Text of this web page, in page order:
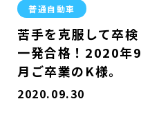
普通自動車
苦手を克服して卒検
一発合格！2020年9
月ご卒業のK様。
2020.09.30